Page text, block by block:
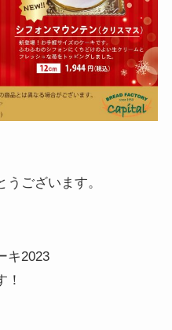
ございます。
キ2023
！